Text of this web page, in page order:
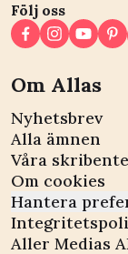
Följ oss
Om Allas
Nyhetsbrev
Alla ämnen
Våra
Om cookies
Hantera
Aller Medias